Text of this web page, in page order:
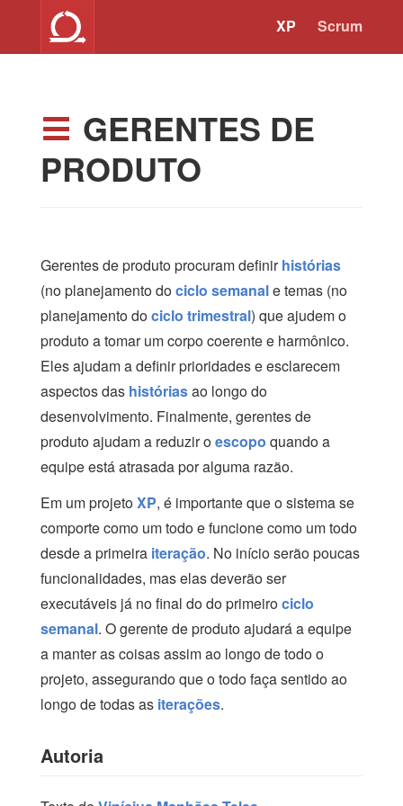
XP Scrum
GERENTES DE
PRODUTO
Gerentes de produto procuram definirhistórias
(no planejamento dociclo semanale temas (no
planejamento dociclo trimestral) que ajudem o
produto a tomar um corpo coerente e harmônico.
Eles ajudam a definir prioridades e esclarecem
aspectos das históriasao longo do
desenvolvimento. Finalmente, gerentes de
produto ajudam a reduzir oescopo quando a
equipe está atrasada por alguma razão.
Em um projetoXP, é importante que o sistema se
comporte como um todo e funcione como um todo
desde a primeira iteração. No início serão poucas
funcionalidades, mas elas deverão ser
executáveis já no final do do primeirociclo
semanal. O gerente de produto ajudará a equipe
a manter as coisas assim ao longo de todo o
projeto, assegurando que o todo faça sentido ao
longo de todas as iterações.
Autoria